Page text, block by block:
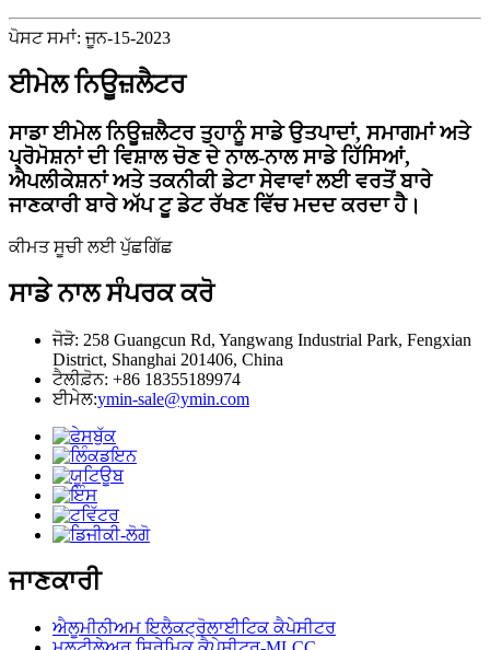
ਪੋਸਟ ਸਮਾਂ: ਜੂਨ-15-2023
ਈਮੇਲ ਨਿਊਜ਼ਲੈਟਰ
ਸਾਡਾ ਈਮੇਲ ਨਿਊਜ਼ਲੈਟਰ ਤੁਹਾਨੂੰ ਸਾਡੇ ਉਤਪਾਦਾਂ, ਸਮਾਗਮਾਂ ਅਤੇ
ਪ੍ਰੋਮੋਸ਼ਨਾਂ ਦੀ ਵਿਸ਼ਾਲ ਚੋਣ ਦੇ ਨਾਲ-ਨਾਲ ਸਾਡੇ ਹਿੱਸਿਆਂ,
ਐਪਲੀਕੇਸ਼ਨਾਂ ਅਤੇ ਤਕਨੀਕੀ ਡੇਟਾ ਸੇਵਾਵਾਂ ਲਈ ਵਰਤੋਂ ਬਾਰੇ
ਜਾਣਕਾਰੀ ਬਾਰੇ ਅੱਪ ਟੂ ਡੇਟ ਰੱਖਣ ਵਿੱਚ ਮਦਦ ਕਰਦਾ ਹੈ।
ਕੀਮਤ ਸੂਚੀ ਲਈ ਪੁੱਛਗਿੱਛ
ਸਾਡੇ ਨਾਲ ਸੰਪਰਕ ਕਰੋ
ਜੋੜੋ: 258 Guangcun Rd, Yangwang Industrial Park, Fengxian
District, Shanghai 201406, China
ਟੈਲੀਫ਼ੋਨ: +86 18355189974
ਈਮੇਲ:ymin-sale@ymin.com
ਜਾਣਕਾਰੀ
ਐਲੂਮੀਨੀਅਮ ਇਲੈਕਟ੍ਰੋਲਾਈਟਿਕ ਕੈਪੇਸੀਟਰ